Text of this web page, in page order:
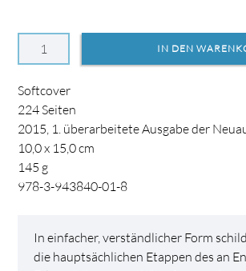
Softcover
224Seiten
2015, 1. überarbeitete Ausgabe der
10,0 x 15,0 cm
145 g
978-3-943840-01-8
In einfacher, verständlicher Form
die hauptsächlichen Etappen des an